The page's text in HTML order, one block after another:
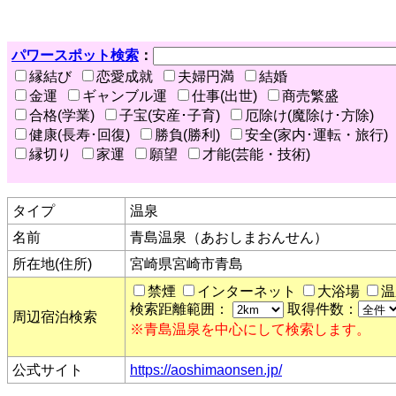
パワースポット検索 ：
縁結び
恋愛成就 夫婦円満
結婚
金運
ギャンブル運 仕事(出世)
商売繁盛
合格(学業)
子宝(安産･子育)
厄除け(魔除け･方除)
健康(長寿･回復)
勝負(勝利)
安全(家内･運転・旅行)
縁切り
家運 願望 才能(芸能・技術)
タイプ
温泉
名前
青島温泉（あおしまおんせん）
所在地(住所)
宮崎県宮崎市青島
周辺宿泊検索
禁煙 インターネット 大浴場
検索距離範囲：
取得件数：
※青島温泉を中心にして検索します。
公式サイト https://aoshimaonsen.jp/